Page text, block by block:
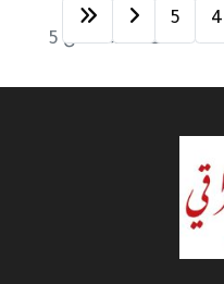
الصفحة 2 من 5
4
5